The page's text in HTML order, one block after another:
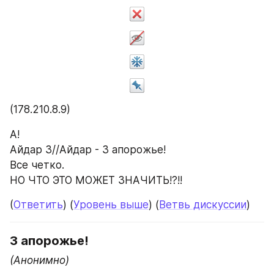
(178.210.8.9)
А!
Айдар З//Айдар - З апорожье!
Все четко.
НО ЧТО ЭТО МОЖЕТ ЗНАЧИТЬ!?!!
(Ответить) (Уровень выше) (Ветвь дискуссии)
З апорожье!
(Анонимно)